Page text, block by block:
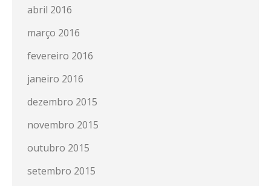
abril 2016
março 2016
fevereiro 2016
janeiro 2016
dezembro 2015
novembro 2015
outubro 2015
setembro 2015